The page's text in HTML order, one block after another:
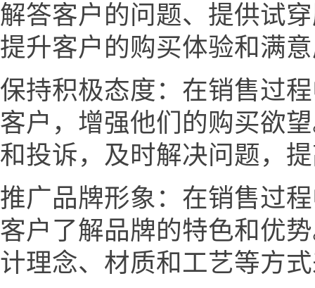
解答客户的问题、提供试
提升客户的购买体验和满
保持积极态度：在销售过
客户，增强他们的购买欲
和投诉，及时解决问题，
推广品牌形象：在销售过
客户了解品牌的特色和优
计理念、材质和工艺等方